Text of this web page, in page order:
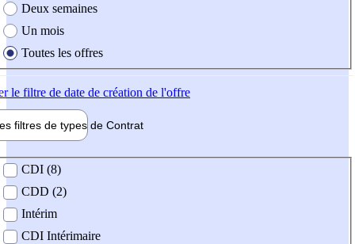
Deux semaines
Un mois
Toutes les offres
le filtre de date de création de l'offre
filtres de types de Contrat
contrat
CDI (8)
CDD (2)
Intérim
CDI Intérimaire